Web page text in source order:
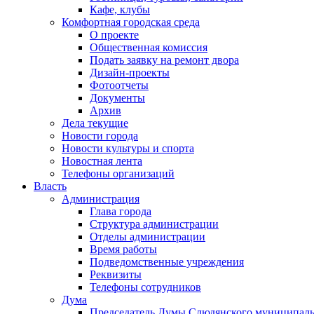
Кафе, клубы
Комфортная городская среда
О проекте
Общественная комиссия
Подать заявку на ремонт двора
Дизайн-проекты
Фотоотчеты
Документы
Архив
Дела текущие
Новости города
Новости культуры и спорта
Новостная лента
Телефоны организаций
Власть
Администрация
Глава города
Структура администрации
Отделы администрации
Время работы
Подведомственные учреждения
Реквизиты
Телефоны сотрудников
Дума